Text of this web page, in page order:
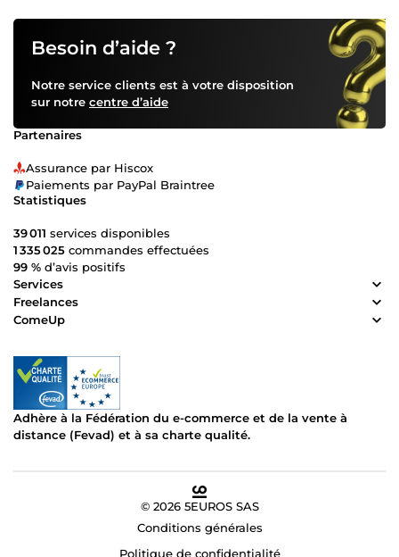
Besoin d’aide ?
Notre service clients est à votre disposition
sur notre centre d’aide
Partenaires
Assurance par Hiscox
Paiements par PayPal Braintree
Statistiques
39 011 services disponibles
1 335 025 commandes effectuées
99 % d’avis positifs
Services
Freelances
ComeUp
Adhère à la Fédération du e-commerce et de la vente à
distance (Fevad) et à sa charte qualité.
© 2026 5EUROS SAS
Conditions générales
Politique de confidentialité